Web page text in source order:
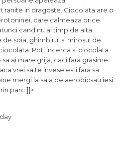
ranite in dragoste. Ciocolata are o
care calmeaza orice
cand nu ai timp de alta
soia, ghimbirul si mirosul de
Poti incerca si ciocolata
ai mare grija, caci fara grasime
vrei sa te inveselesti fara sa
mergi la sala de aerobicsau iesi
parc.]]>